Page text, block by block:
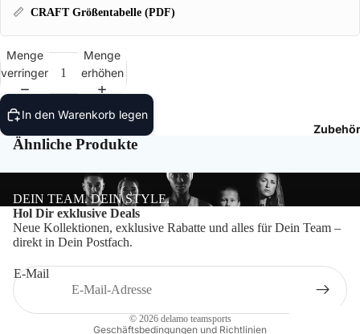
Hosen
Shorts
Zubehör
📏 CRAFT Größentabelle (PDF)
Menge
verringern
Menge
erhöhen
In den Warenkorb legen
Ähnliche Produkte
DEIN TEAM. DEIN STYLE.
Hol Dir exklusive Deals
Neue Kollektionen, exklusive Rabatte und alles für Dein Team –
direkt in Dein Postfach.
E-Mail
© 2026 delamo teamsports
Geschäftsbedingungen und Richtlinien
Datenschutzerklärung
Impressum
Kontaktinformationen